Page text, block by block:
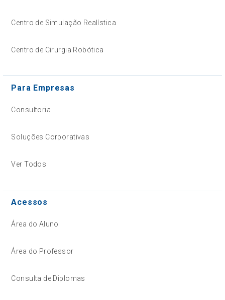
Centro de Simulação Realística
Centro de Cirurgia Robótica
Para Empresas
Consultoria
Soluções Corporativas
Ver Todos
Acessos
Área do Aluno
Área do Professor
Consulta de Diplomas